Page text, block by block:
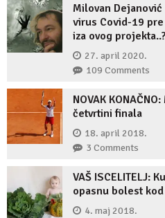
Milovan
virus Covid-19
iza ovog projekta..?
27. april 2020.
109 Comments
NOVAK
četvrtini finala
18. april 2018.
3 Comments
VAŠ ISCELITELJ:
opasnu bolest kod
4. maj 2018.